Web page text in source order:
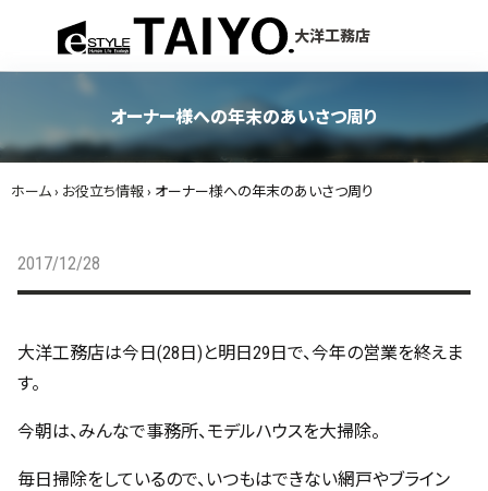
大洋工務店
オーナー様への年末のあいさつ周り
ホーム › お役立ち情報 › オーナー様への年末のあいさつ周り
2017/12/28
大洋工務店は今日(28日)と明日29日で、今年の営業を終えま
す。
今朝は、みんなで事務所、モデルハウスを大掃除。
毎日掃除をしているので、いつもはできない網戸やブライン